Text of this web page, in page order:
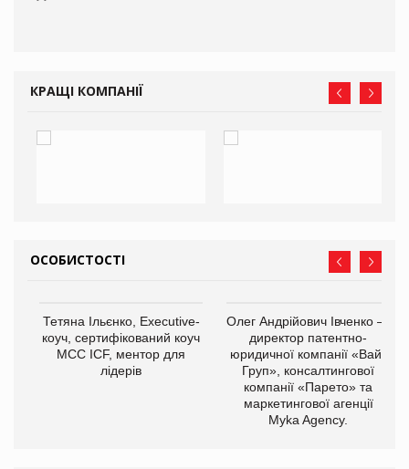
КРАЩІ КОМПАНІЇ
ОСОБИСТОСТІ
Тетяна Ільєнко, Executive-
коуч, сертифікований коуч
МСС ICF, ментор для
лідерів
Олег Андрійович Івченко —
директор патентно-
юридичної компанії «Вайз
Груп», консалтингової
компанії «Парето» та
маркетингової агенції
Myka Agency.